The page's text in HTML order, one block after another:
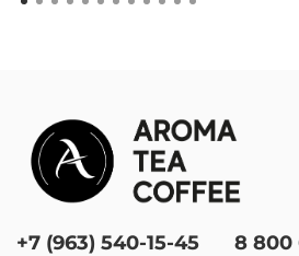
Внешность (сухой лист):
скрученные, спиралевидные
Аромат (настой):
+7 (963) 540-15-45 8 800